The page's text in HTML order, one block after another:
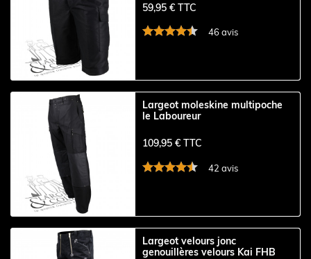
59,95 € TTC
46 avis
Largeot moleskine multipoche
le Laboureur
109,95 € TTC
42 avis
Largeot velours jonc
genouillères velours Kai FHB